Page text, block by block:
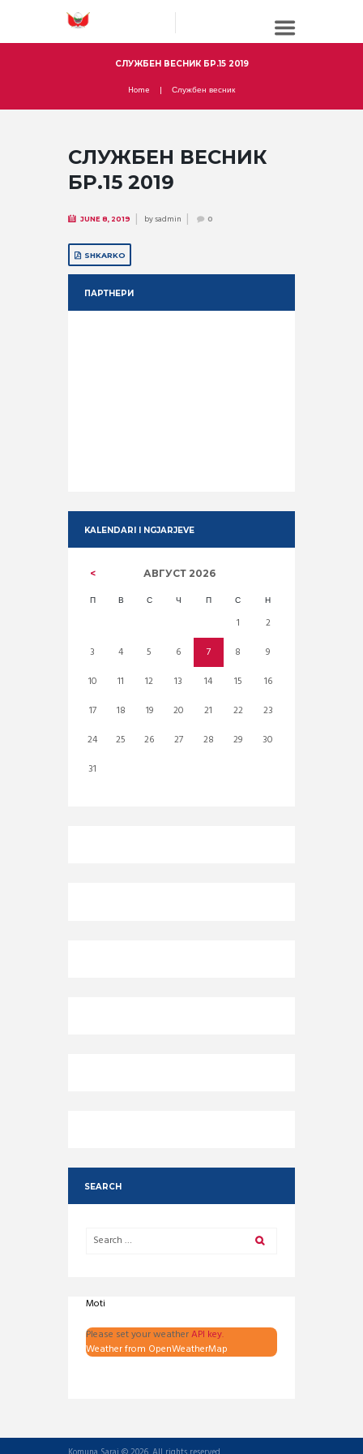
СЛУЖБЕН ВЕСНИК БР.15 2019
Home Службен весник
СЛУЖБЕН ВЕСНИК
БР.15 2019
JUNE 8, 2019 bysadmin 0
SHKARKO
ПАРТНЕРИ
KALENDARI I NGJARJEVE
АВГУСТ 2026
П В С Ч П С Н
1
2
3
4 5 6 7 8
9
10
11 12 13 14 15
16
17
18 19 20 21 22
23
24
25 26 27 28 29
30
31
SEARCH
Moti
Please set your weatherAPI key.
Weather from OpenWeatherMap